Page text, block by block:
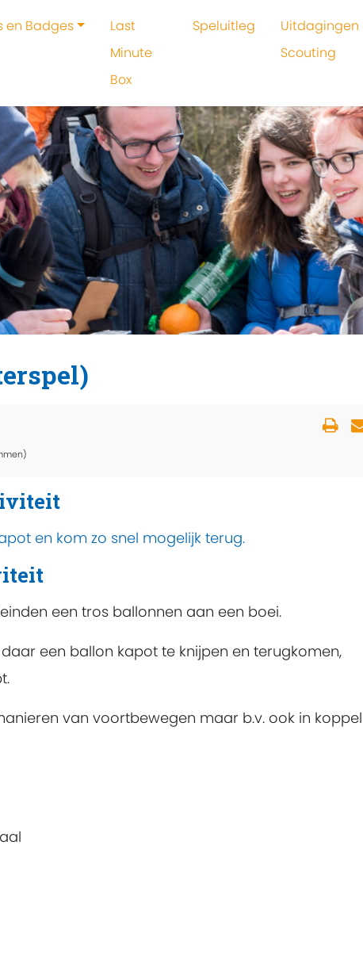
en Badges
Last
Minute
Box
Speluitleg
Uitdagingen
Scouting
en kom zo snel mogelijk terug.
een tros ballonnen aan een boei.
een ballon kapot te knijpen en terugkomen,
van voortbewegen maar b.v. ook in